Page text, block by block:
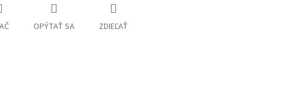
OPÝTAŤ SA ZDIEĽAŤ